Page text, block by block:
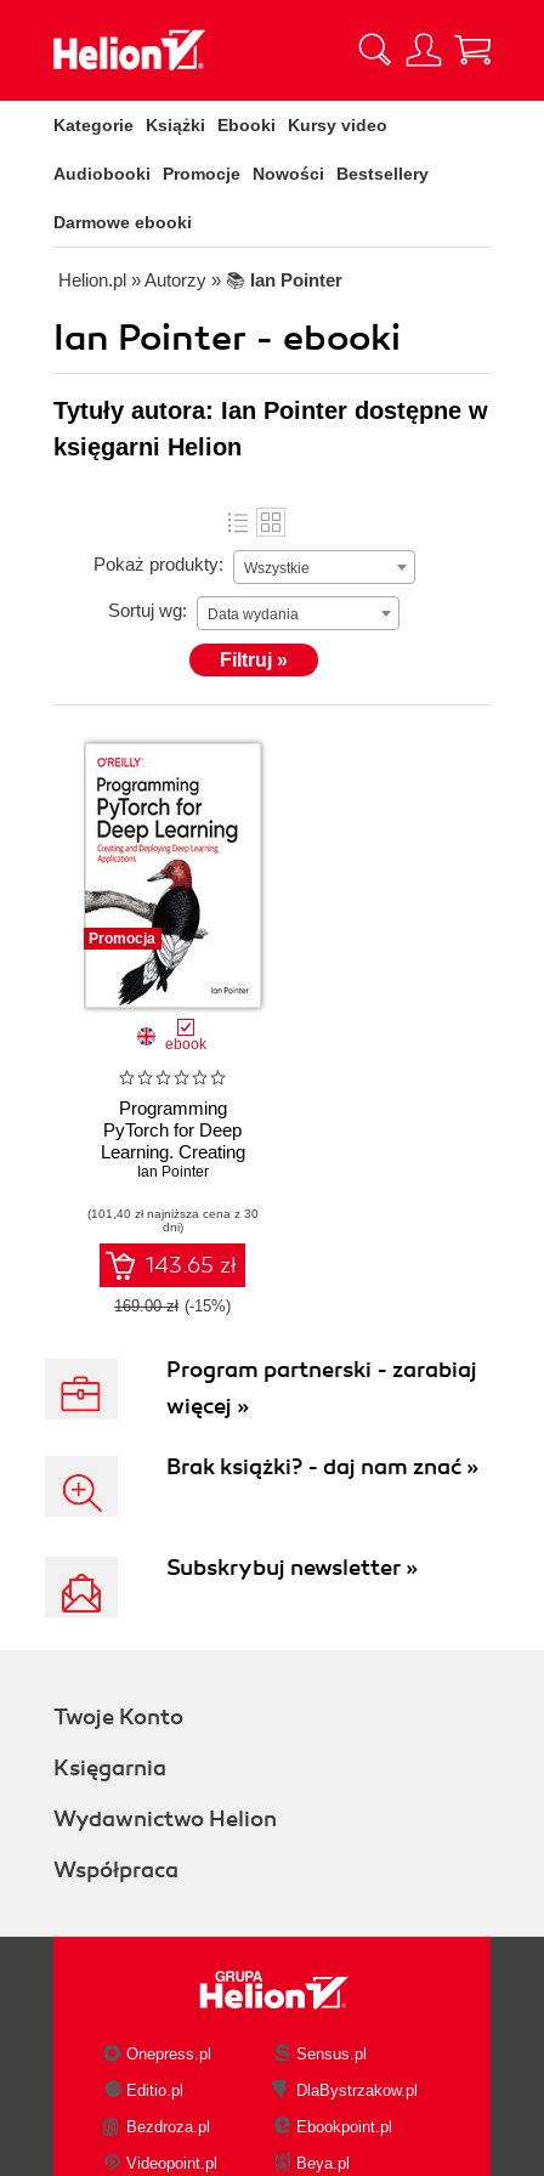
Kategorie Książki Ebooki Kursy video
Audiobooki Promocje Nowości Bestsellery
Darmowe ebooki
Helion.pl » Autorzy » 📚 Ian Pointer
Ian Pointer - ebooki
Tytuły autora: Ian Pointer dostępne w
księgarni Helion
Pokaż produkty: Wszystkie
Sortuj wg: Data wydania
Filtruj »
Promocja
ebook
Programming
PyTorch for Deep
Learning. Creating
and Deploying
Applications
Ian Pointer
(101,40 zł najniższa cena z 30
dni)
143.65 zł
169.00 zł (-15%)
Program partnerski - zarabiaj
więcej »
Brak książki? - daj nam znać »
Subskrybuj newsletter »
Twoje Konto
Księgarnia
Wydawnictwo Helion
Współpraca
Onepress.pl
Sensus.pl
Editio.pl
DlaBystrzakow.pl
Bezdroza.pl
Ebookpoint.pl
Videopoint.pl
Beya.pl